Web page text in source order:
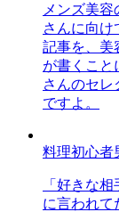
メンズ美
さんに向け
記事を、美
が書くこと
さんのセレ
ですよ。
料理初心者
「好きな
に言われて